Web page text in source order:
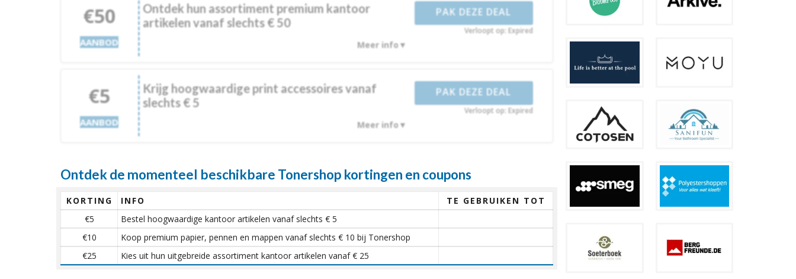
€50
AANBOD
Ontdek hun assortiment premium kantoor
artikelen vanaf slechts € 50
Meer info
PAK DEZE DEAL
Verloopt op: Expired
€5
AANBOD
Krijg hoogwaardige print accessoires vanaf
slechts € 5
Meer info
PAK DEZE DEAL
Verloopt op: Expired
Ontdek de momenteel beschikbare Tonershop kortingen en coupons
KORTING INFO
TE GEBRUIKEN TOT
€5
Bestel hoogwaardige kantoor artikelen vanaf slechts € 5
€10
Koop premium papier, pennen en mappen vanaf slechts € 10 bij Tonershop
€25
Kies uit hun uitgebreide assortiment kantoor artikelen vanaf € 25